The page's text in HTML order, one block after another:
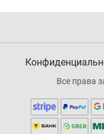
Все права